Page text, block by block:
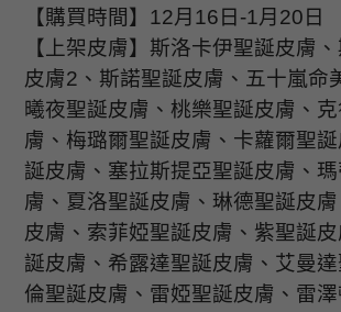
【購買時間】 12月 16 日 -1月 20 日
【上架皮膚】斯洛卡伊聖誕皮膚
皮膚2 、斯諾聖誕皮膚、五十嵐命
曦夜聖誕皮膚、桃樂聖誕皮膚、
膚、梅璐爾聖誕皮膚、卡蘿爾聖
誕皮膚、塞拉斯提亞聖誕皮膚、
膚、夏洛聖誕皮膚、琳德聖誕皮
皮膚、索菲婭聖誕皮膚、紫聖誕
誕皮膚、希露達聖誕皮膚、艾曼
倫聖誕皮膚、雷婭聖誕皮膚、雷澤